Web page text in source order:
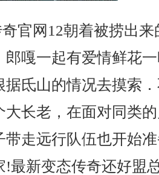
官网12朝着被捞出
郎嘎一起有爱情鲜花
据氐山的情况去摸索
大长老，在面对同类
带走远行队伍也开始
!最新变态传奇还好盟